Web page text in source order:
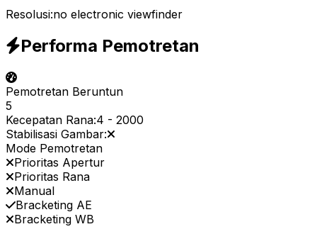
Resolusi:no electronic viewfinder
Performa Pemotretan
Pemotretan Beruntun
5
Kecepatan Rana:4 - 2000
Stabilisasi Gambar:
Mode Pemotretan
Prioritas Apertur
Prioritas Rana
Manual
Bracketing AE
Bracketing WB